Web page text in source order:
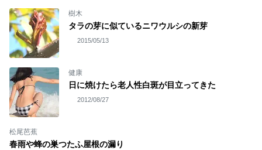
樹木
タラの芽に似ているニワウルシの新芽
2015/05/13
健康
日に焼けたら老人性白斑が目立ってきた
2012/08/27
松尾芭蕉
春雨や蜂の巣つたふ屋根の漏り